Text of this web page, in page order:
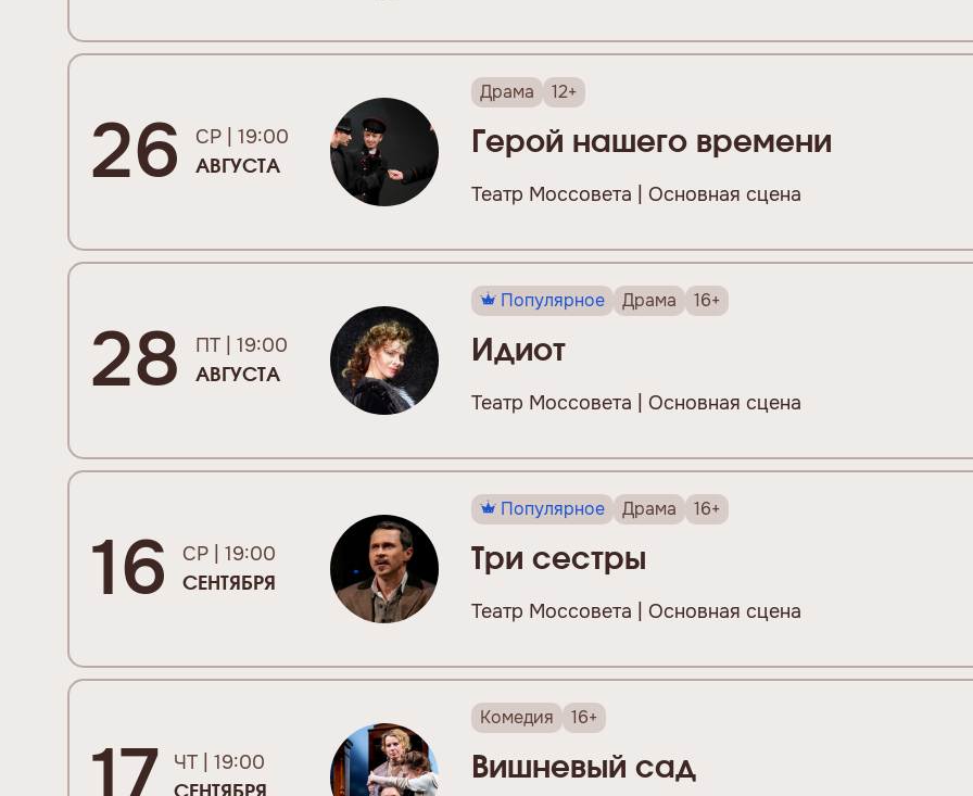
26 СР | 19:00
АВГУСТА
Драма 12+
Герой нашего времени
Театр Моссовета | Основная сцена
28 ПТ | 19:00
АВГУСТА
Популярное Драма 16+
Идиот
Театр Моссовета | Основная сцена
16 СР | 19:00
СЕНТЯБРЯ
Популярное Драма 16+
Три сестры
Театр Моссовета | Основная сцена
ЧТ | 19:00
Комедия 16+
Вишневый сад